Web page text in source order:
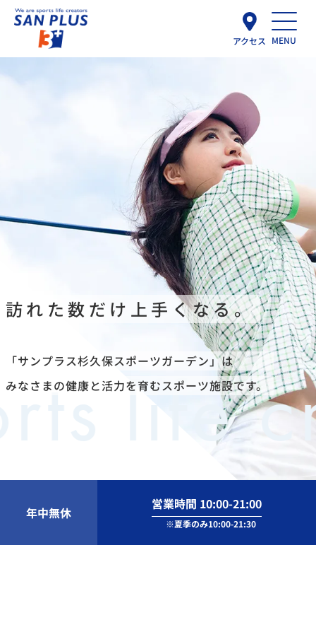
アクセス MENU
訪れた数だけ上手くなる。
「サンプラス杉久保スポーツガーデン」は
みなさまの健康と活力を育むスポーツ施設です。
年中無休
営業時間 10:00-21:00
※夏季のみ10:00-21:30
life